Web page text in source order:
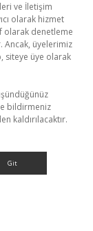
ve İletişim
olarak hizmet
olarak denetleme
Ancak, üyelerimiz
siteye üye olarak
bildirmeniz
kaldırılacaktır.